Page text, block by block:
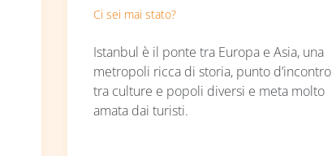
Ci sei mai stato?
Istanbul è il ponte tra Europa e Asia, una
metropoli ricca di storia, punto d’incontro
tra culture e popoli diversi e meta molto
amata dai turisti.